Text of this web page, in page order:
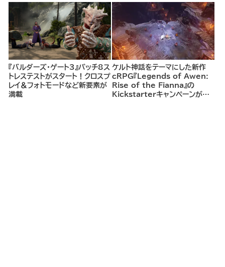
opシューター
して、ランダム生成ダンジョンを
探索し、世界を救う冒険へ。
『バルダーズ・ゲート3』パッチ8ス
トレステストがスタート！クロスプ
レイ＆フォトモードなど新要素が
満載
ケルト神話をテーマにした新作
cRPG『Legends of Awen:
Rise of the Fianna』の
Kickstarterキャンペーンがま